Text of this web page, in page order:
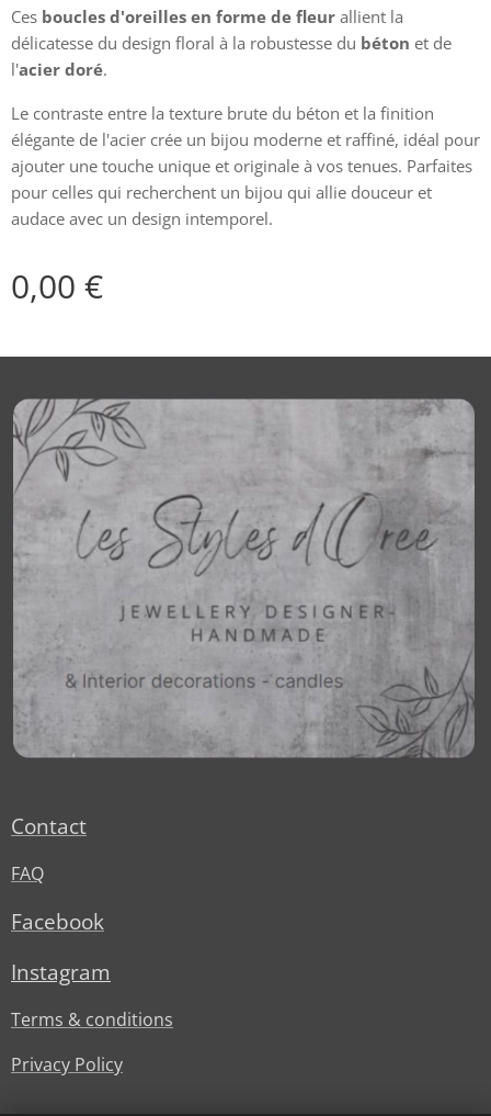
Ces boucles d'oreilles en forme de fleur allient la
délicatesse du design floral à la robustesse du béton et de
l'acier doré.
Le contraste entre la texture brute du béton et la finition
élégante de l'acier crée un bijou moderne et raffiné, idéal pour
ajouter une touche unique et originale à vos tenues. Parfaites
pour celles qui recherchent un bijou qui allie douceur et
audace avec un design intemporel.
0,00 €
Contact
FAQ
Facebook
Instagram
Terms & conditions
Privacy Policy